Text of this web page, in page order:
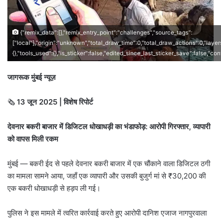
{"remix_data":[],"remix_entry_point":"challenges","source_tags":
जागरूक मुंबई न्यूज़
🗞️ 13 जून 2025 | विशेष रिपोर्ट
देवनार बकरी बाजार में डिजिटल धोखाधड़ी का भंडाफोड़: आरोपी गिरफ्तार, व्यापारी
को वापस मिली रकम
मुंबई — बकरी ईद से पहले देवनार बकरी बाजार में एक चौंकाने वाला डिजिटल ठगी
का मामला सामने आया, जहाँ एक व्यापारी और उसकी बुजुर्ग मां से ₹30,200 की
एक बकरी धोखाधड़ी से हड़प ली गई।
पुलिस ने इस मामले में त्वरित कार्रवाई करते हुए आरोपी दानिश एजाज नागपुरवाला